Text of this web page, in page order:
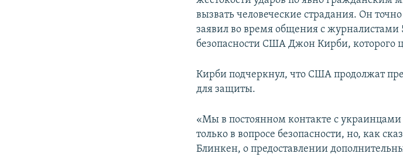
вызвать человеческие страдания. Он
заявил во время общения с журналистами
безопасности США Джон Кирби, которого
Кирби подчеркнул, что США продолжат
для защиты.
«Мы в постоянном контакте с украинцами
только в вопросе безопасности, но, как
Блинкен, о предоставлении